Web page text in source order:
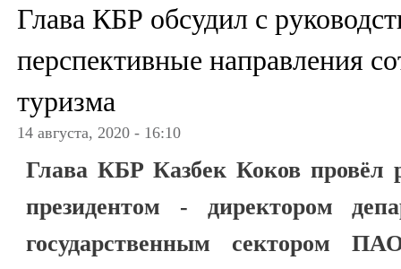
Глава КБР обсудил с
перспективные направления
туризма
14 августа, 2020 - 16:10
Глава КБР Казбек Коков провёл
президентом - директором
государственным сектором